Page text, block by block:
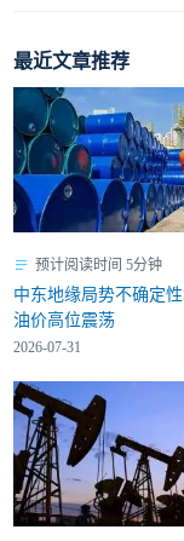
最近文章推荐
预计阅读时间 5分钟
中东地缘局势不确定
油价高位震荡
2026-07-31